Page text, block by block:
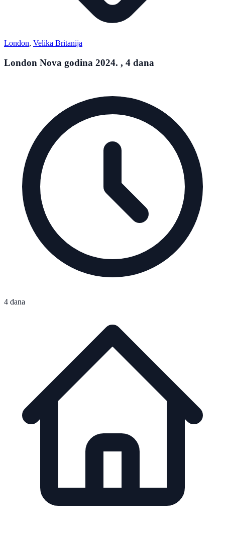
London, Velika Britanija
London Nova godina 2024. , 4 dana
4 dana